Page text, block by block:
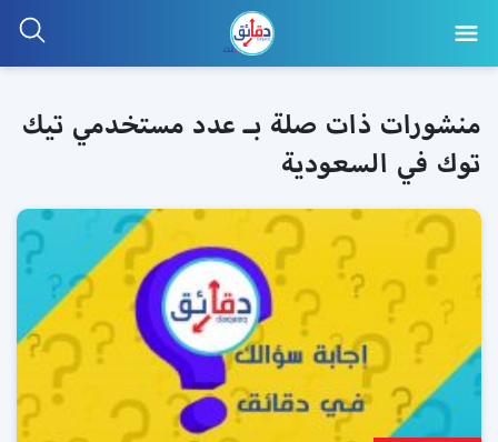
منشورات ذات صلة بـ عدد مستخدمي تيك
توك في السعودية